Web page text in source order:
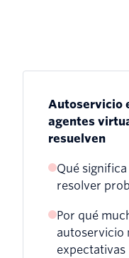
Autoservicio
agentes
resuelven
Qué
resolver
Por qué
autoservicio
expectativas